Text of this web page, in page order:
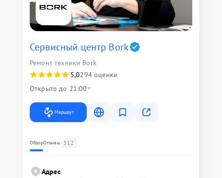
Сервисный центр Bork
Ремонт техники Bork
5,0294 оценки
Открыто до 21:00
Маршрут
ОбзорОтзывы 312
Адрес